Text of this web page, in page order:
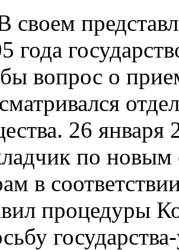
своем
года
вопрос о
26
по
в
процедуры